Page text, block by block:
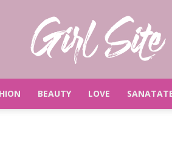
BEAUTY LOVE